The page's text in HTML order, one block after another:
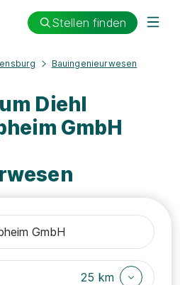
Stellen finden
Bauingenieurwesen
Diehl
GmbH
25 km